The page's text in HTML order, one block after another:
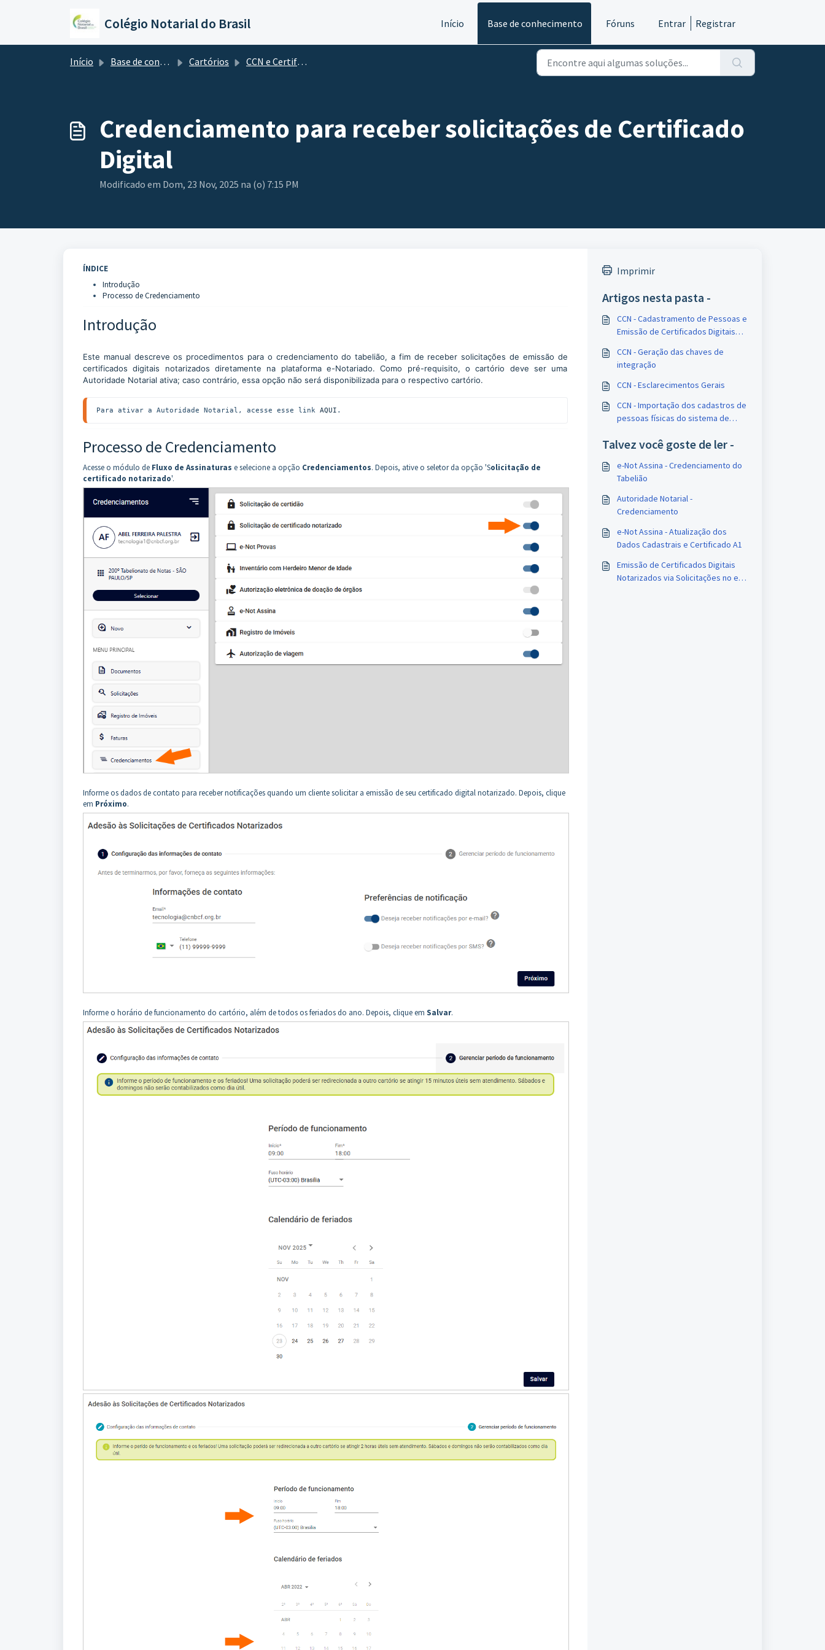
Colégio Notarial do Brasil Início Base de conhecimento Fóruns Entrar Registrar
Início Base de conhecimento Cartórios CCN e Certificação Digital e-Notariado
Credenciamento para receber solicitações de Certificado
Digital
Modificado em Dom, 23 Nov, 2025 na (o) 7:15 PM
ÍNDICE
Introdução
Processo de Credenciamento
Introdução
Este manual descreve os procedimentos para o credenciamento do tabelião, a fim de receber solicitações de emissão de
certificados digitais notarizados diretamente na plataforma e-Notariado. Como pré-requisito, o cartório deve ser uma
Autoridade Notarial ativa; caso contrário, essa opção não será disponibilizada para o respectivo cartório.
Para ativar a Autoridade Notarial, acesse esse link AQUI .
Processo de Credenciamento
Acesse o módulo de Fluxo de Assinaturas e selecione a opção Credenciamentos. Depois, ative o seletor da opção 'Solicitação de
certificado notarizado'.
Informe os dados de contato para receber notificações quando um cliente solicitar a emissão de seu certificado digital notarizado. Depois, clique
em Próximo.
Informe o horário de funcionamento do cartório, além de todos os feriados do ano. Depois, clique em Salvar.
Imprimir
Artigos nesta pasta -
CCN - Cadastramento de Pessoas e
Emissão de Certificados Digitais
CCN - Geração das chaves de
integração
CCN - Esclarecimentos Gerais
CCN - Importação dos cadastros de
pessoas físicas do sistema de
Talvez você goste de ler -
e-Not Assina - Credenciamento do
Tabelião
Autoridade Notarial -
Credenciamento
e-Not Assina - Atualização dos
Dados Cadastrais e Certificado A1
Emissão de Certificados Digitais
Notarizados via Solicitações no e-